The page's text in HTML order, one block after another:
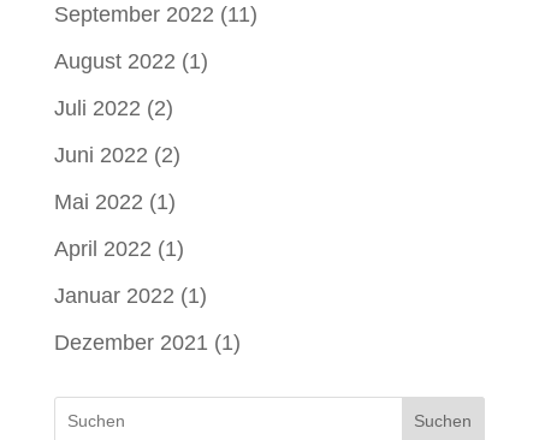
September 2022 (11)
August 2022 (1)
Juli 2022 (2)
Juni 2022 (2)
Mai 2022 (1)
April 2022 (1)
Januar 2022 (1)
Dezember 2021 (1)
Suchen